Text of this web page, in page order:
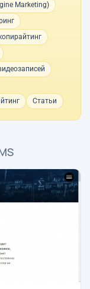
Marketing)
Статьи